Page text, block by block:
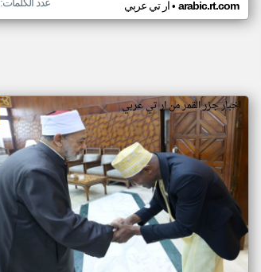
ار تي عربي• arabic.rt.com
اخبار جزر القمر من ار تي عربي